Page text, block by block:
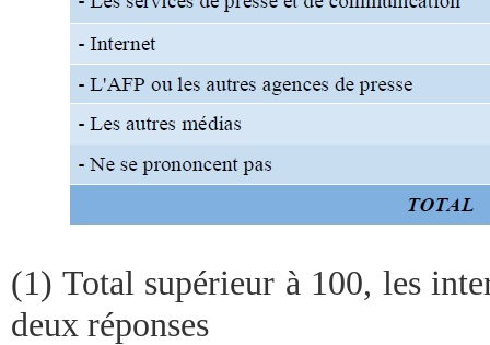
(1) Total supérieur à 100, les
deux réponses